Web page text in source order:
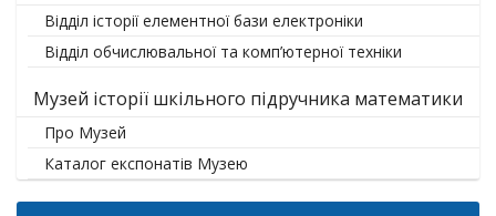
Відділ історії елементної бази електроніки
Відділ обчислювальної та комп’ютерної техніки
Музей історії шкільного підручника математики
Про Музей
Каталог експонатів Музею